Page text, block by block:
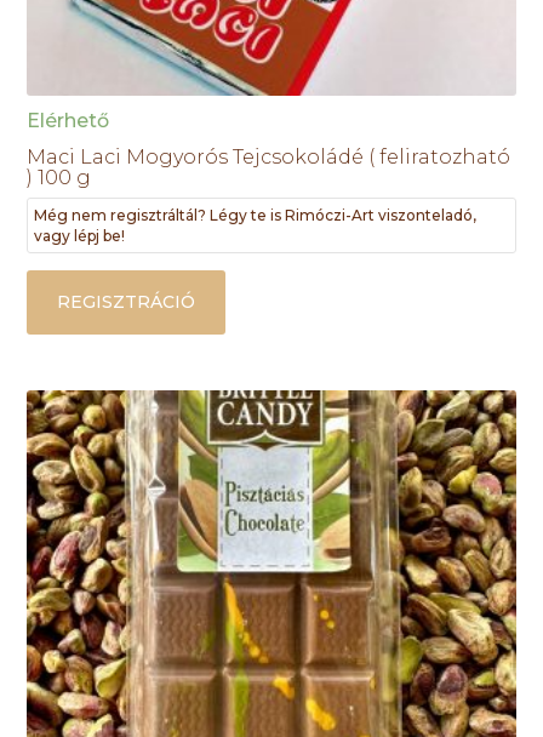
Elérhető
Maci Laci Mogyorós Tejcsokoládé ( feliratozható
) 100 g
Még nem regisztráltál? Légy te is Rimóczi-Art viszonteladó,
vagy lépj be!
REGISZTRÁCIÓ